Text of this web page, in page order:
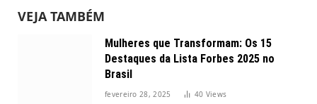
VEJA TAMBÉM
Mulheres que Transformam: Os 15
Destaques da Lista Forbes 2025 no
Brasil
fevereiro 28, 2025 40 Views